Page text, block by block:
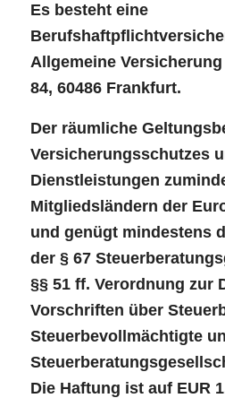
Es besteht eine
Allgemeine
84, 60486 Frankfurt.
Der räumliche
Versicherungsschutzes
Dienstleistungen
Mitgliedsländern der
und genügt mindestens
der § 67
§§ 51 ff. Verordnung zur
Vorschriften über
Steuerbevollmächtigte
Die Haftung ist auf EUR